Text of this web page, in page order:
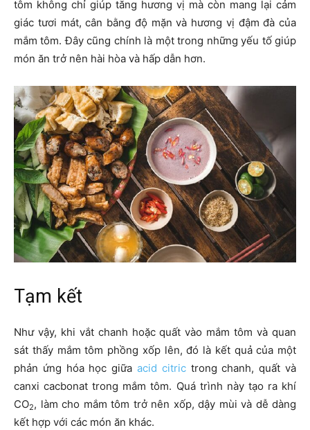
tôm không chỉ giúp tăng hương vị mà còn mang lại cảm
giác tươi mát, cân bằng độ mặn và hương vị đậm đà của
mắm tôm. Đây cũng chính là một trong những yếu tố giúp
món ăn trở nên hài hòa và hấp dẫn hơn.
Tạm kết
Như vậy, khi vắt chanh hoặc quất vào mắm tôm và quan
sát thấy mắm tôm phồng xốp lên, đó là kết quả của một
phản ứng hóa học giữa acid citrictrong chanh, quất và
canxi cacbonat trong mắm tôm. Quá trình này tạo ra khí
CO2, làm cho mắm tôm trở nên xốp, dậy mùi và dễ dàng
kết hợp với các món ăn khác.